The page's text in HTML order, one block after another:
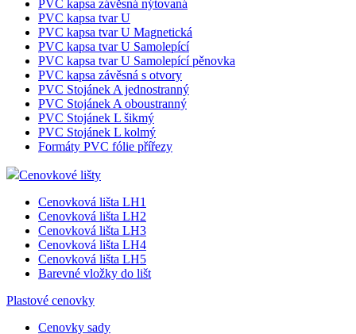
PVC kapsa závěsná nýtovaná
PVC kapsa tvar U
PVC kapsa tvar U Magnetická
PVC kapsa tvar U Samolepící
PVC kapsa tvar U Samolepící pěnovka
PVC kapsa závěsná s otvory
PVC Stojánek A jednostranný
PVC Stojánek A oboustranný
PVC Stojánek L šikmý
PVC Stojánek L kolmý
Formáty PVC fólie přířezy
Cenovkové lišty
Cenovková lišta LH1
Cenovková lišta LH2
Cenovková lišta LH3
Cenovková lišta LH4
Cenovková lišta LH5
Barevné vložky do lišt